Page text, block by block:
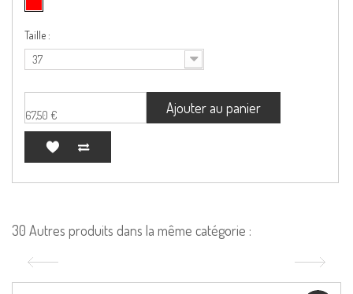
Taille :
37
67,50 € Ajouter au panier
30 Autres produits dans la même catégorie :